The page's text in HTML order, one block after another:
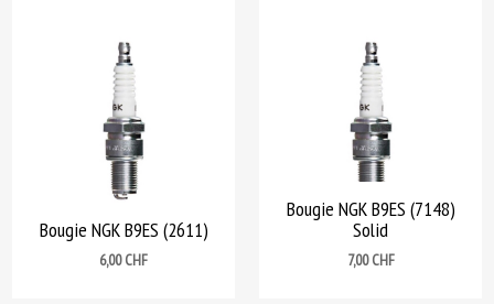
Bougie NGK B9ES (2611)
Prix
6,00 CHF
Bougie NGK B9ES (7148)
Solid
Prix
7,00 CHF